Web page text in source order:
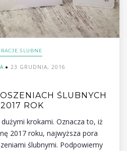
ŚLUBNE
23 GRUDNIA, 2016
ŚLUBNYCH
ROK
krokami. Oznacza to, iż
2017 roku, najwyższa pora
ślubnymi. Podpowiemy